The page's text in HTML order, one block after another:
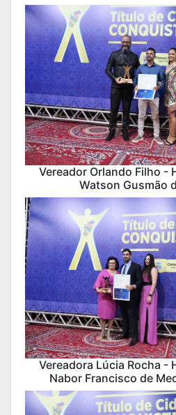
Vereador Orlando Filho -
Watson Gusmão
Vereadora Lúcia Rocha -
Nabor Francisco de